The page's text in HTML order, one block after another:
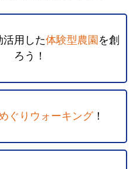
活用した体験型農園 を創
ろう！
ぐりウォーキング！